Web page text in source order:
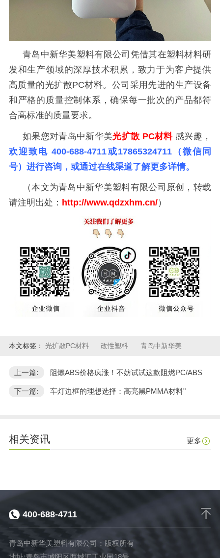
青岛中新华美塑料有限公司凭借其在塑料材料研
发和生产领域的深厚技术积累，致力于为客户提供
高质量的光扩散PC材料。公司采用先进的生产设备
和严格的质量控制体系，确保每一批次的产品都符
合高标准的质量要求。
如果您对青岛中新华美光扩散 PC材料 感兴趣，
欢迎致电 400-688-4711或17865324711（微信同
号）进行咨询，或通过在线渠道了解更多详情。
（本文为青岛中新华美塑料有限公司原创，转载
请注明出处： http://www.qdzxhm.cn/）
本文标签： 光扩散PC材料 改性塑料 青岛中新华美
上一篇: 阻燃ABS价格疯涨！不妨试试这款阻燃PC/ABS
下一篇: 车灯边框的理想选择：高亮黑PMMA材料"
相关资讯 更多
400-688-4711
青岛中新华美塑料有限公司：版权所有